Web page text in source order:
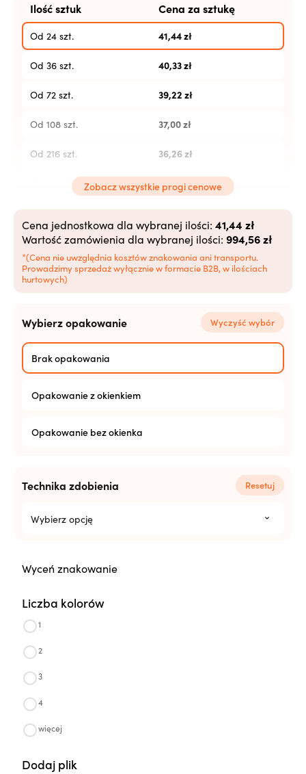
Ilość sztuk Cena za sztukę
Od 24 szt. 41,44zł
Od 36 szt. 40,33zł
Od 72 szt. 39,22 zł
Od 108 szt. 37,00zł
Od 216 szt. 36,26zł
Od 504 szt. 35,52zł
Od 2520+ szt. 34,04zł
Zobacz wszystkie progi cenowe
Cena jednostkowa dla wybranej ilości: 41,44 zł
Wartość zamówienia dla wybranej ilości: 994,56 zł
*(Cena nie uwzględnia kosztów znakowania ani transportu.
Prowadzimy sprzedaż wyłącznie w formacie B2B, w ilościach
hurtowych)
Wybierz opakowanie Wyczyść wybór
Brak opakowania
Opakowanie z okienkiem
Opakowanie bez okienka
Technika zdobienia Resetuj
Wybierz opcję
Wyceń znakowanie
Liczba kolorów
1
2
3
4
więcej
Dodaj plik